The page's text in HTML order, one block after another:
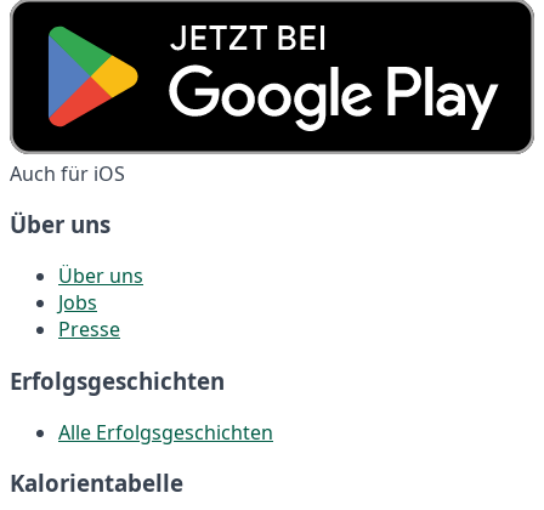
Auch für iOS
Über uns
Über uns
Jobs
Presse
Erfolgsgeschichten
Alle Erfolgsgeschichten
Kalorientabelle